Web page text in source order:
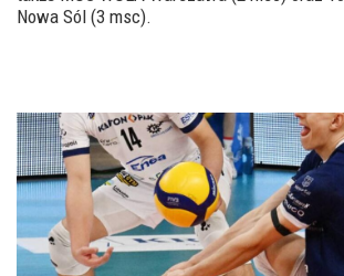
Nowa Sól (3 msc).